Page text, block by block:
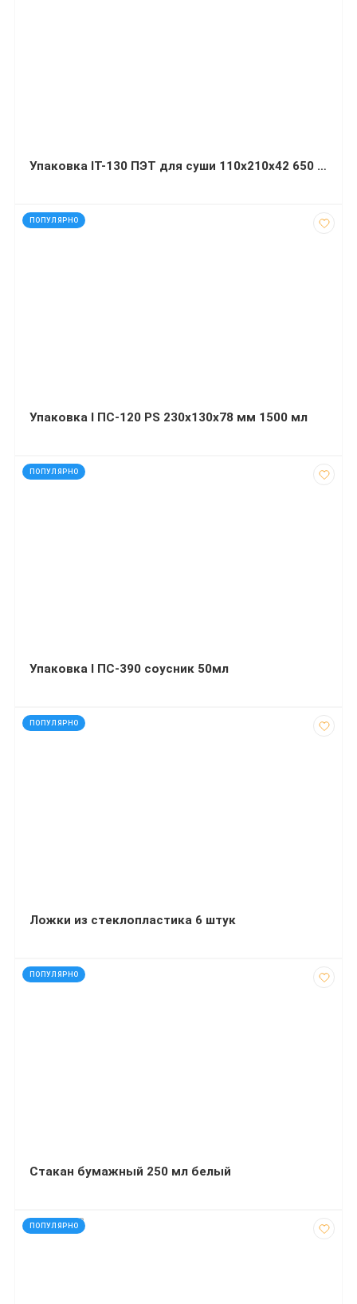
Упаковка IT-130 ПЭТ для суши 110х210х42 650 мл
ПОПУЛЯРНО
код: 32084
Упаковка І ПС-120 PS 230х130х78 мм 1500 мл
ПОПУЛЯРНО
код: 32075
Упаковка І ПС-390 соусник 50мл
ПОПУЛЯРНО
код: 30025
Ложки из стеклопластика 6 штук
ПОПУЛЯРНО
код: 12385
Стакан бумажный 250 мл белый
ПОПУЛЯРНО
код: 927168